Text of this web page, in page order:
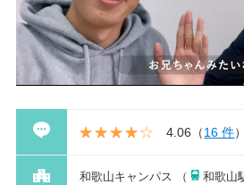
4.06 （16 件）
和歌山キャンパス （ 和歌山